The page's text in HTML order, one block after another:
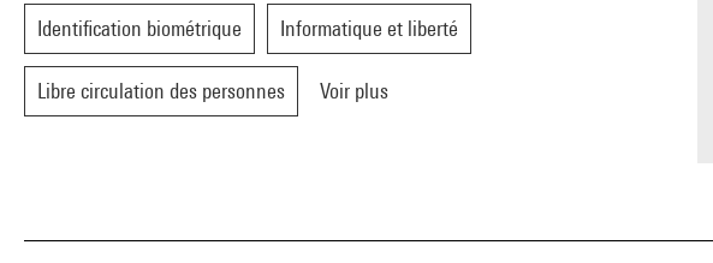
Identification biométrique Informatique et liberté
Libre circulation des personnes Voir plus